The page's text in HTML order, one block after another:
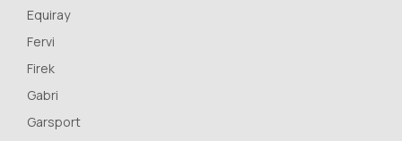
Equiray
Fervi
Firek
Gabri
Garsport